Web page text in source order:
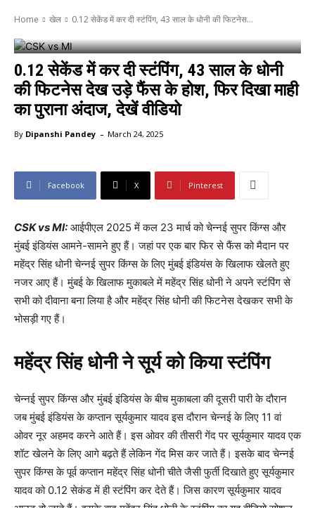
Home खेल 0.12 सेकेंड में कर दी स्टंपिंग, 43 साल के धोनी की फिटनेस...
0.12 सेकेंड में कर दी स्टंपिंग, 43 साल के धोनी
की फिटनेस देख उड़े फैंस के होश, फिर दिखा माही
का पुराना अंदाज, देखें वीडियो
By Dipanshi Pandey - March 24, 2025
Facebook X Pinterest
CSK vs MI: आईपीएल 2025 में कल 23 मार्च को चेन्नई सुपर किंग्स और
मुंबई इंडियंस आमने-सामने हुए हैं। जहां पर एक बार फिर से फैंस को मैदान पर
महेंद्र सिंह धोनी चेन्नई सुपर किंग्स के लिए मुंबई इंडियंस के खिलाफ खेलते हुए
नजर आए हैं। मुंबई के खिलाफ मुकाबले में महेंद्र सिंह धोनी ने अपने स्टंपिंग से
सभी को दीवाना बना लिया है और महेंद्र सिंह धोनी की फिटनेस देखकर सभी के
भोसड़ी गए हैं।
महेंद्र सिंह धोनी ने सूर्य को किया स्टंपिंग
चेन्नई सुपर किंग्स और मुंबई इंडियंस के बीच मुकाबला की दूसरी पारी के दौरान
जब मुंबई इंडियंस के कप्तान सूर्यकुमार यादव इस दौरान चेन्नई के लिए 11 वां
ओवर नूर अहमद करने आते हैं। इस ओवर की तीसरी गेंद पर सूर्यकुमार यादव एक
शॉट खेलने के लिए आगे बढ़ते हैं लेकिन गेंद मिस कर जाते हैं। इसके बाद चेन्नई
सुपर किंग्स के पूर्व कप्तान महेंद्र सिंह धोनी चीते जैसी फुर्ती दिखाते हुए सूर्यकुमार
यादव को 0.12 सेकंड में ही स्टंपिंग कर देते हैं। जिस कारण सूर्यकुमार यादव